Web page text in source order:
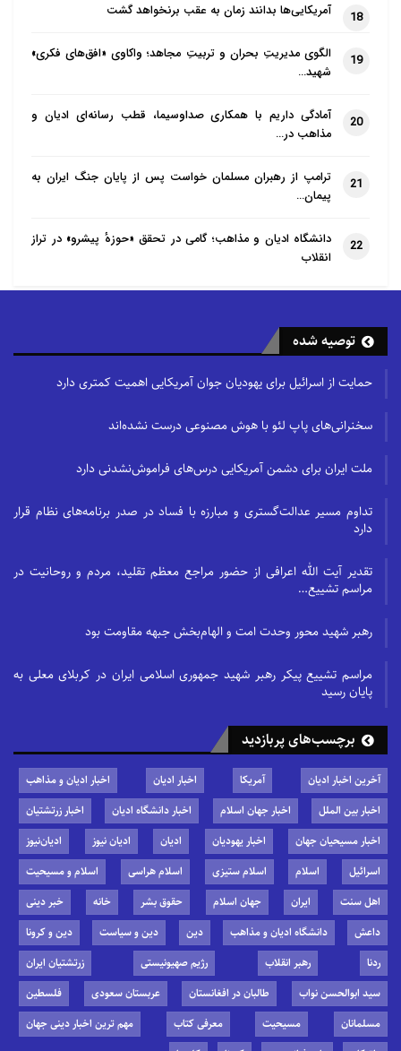
18 آمریکایی‌ها بدانند زمان به عقب برنخواهد گشت
19
الگوی مدیریتِ بحران و تربیتِ مجاهد؛ واکاوی «افق‌های فکری»
شهید…
20
آمادگی داریم با همکاری صداوسیما، قطب رسانه‌ای ادیان و
مذاهب در…
21
ترامپ از رهبران مسلمان خواست پس از پایان جنگ ایران به
پیمان…
22
دانشگاه ادیان و مذاهب؛ گامی در تحقق «حوزهٔ پیشرو» در تراز
انقلاب
توصیه شده
حمایت از اسرائیل برای یهودیان جوان آمریکایی اهمیت کمتری دارد
سخنرانی‌های پاپ لئو با هوش مصنوعی درست نشده‌اند
ملت ایران برای دشمن آمریکایی درس‌های فراموش‌نشدنی دارد
تداوم مسیر عدالت‌گستری و مبارزه با فساد در صدر برنامه‌های نظام قرار
دارد
تقدیر آیت الله اعرافی از حضور مراجع معظم تقلید، مردم و روحانیت در
مراسم تشییع…
رهبر شهید محور وحدت امت و الهام‌بخش جبهه مقاومت بود
مراسم تشییع پیکر رهبر شهید جمهوری اسلامی ایران در کربلای معلی به
پایان رسید
برچسب‌های پربازدید
آخرین اخبار ادیان آمریکا اخبار ادیان
اخبار ادیان و مذاهب
اخبار بین الملل
اخبار جهان اسلام اخبار دانشگاه ادیان
اخبار زرتشتیان
اخبار مسیحیان جهان
اخبار یهودیان ادیان ادیان نیوز
ادیان‌نیوز
اسرائیل
اسلام اسلام ستیزی اسلام هراسی
اسلام و مسیحیت
اهل سنت
ایران جهان اسلام حقوق بشر خانه
خبر دینی
داعش
دانشگاه ادیان و مذاهب دین دین و سیاست
دین و کرونا
ردنا
رهبر انقلاب رژیم صهیونیستی
زرتشتیان ایران
سید ابوالحسن نواب
طالبان در افغانستان عربستان سعودی
فلسطین
مسلمانان
مسیحیت معرفی کتاب
مهم ترین اخبار دینی جهان